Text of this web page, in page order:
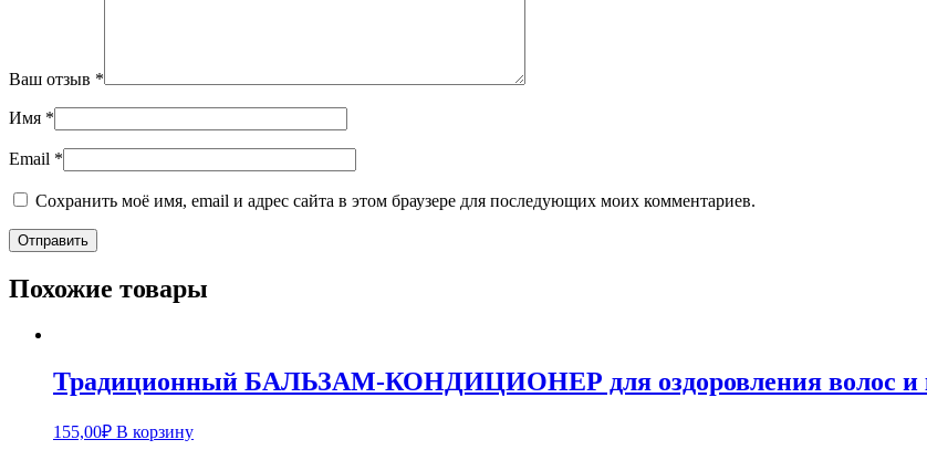
Ваш отзыв *
Имя *
Email *
Сохранить моё имя, email и адрес сайта в этом браузере для последующих моих комментариев.
Похожие товары
Традиционный БАЛЬЗАМ-КОНДИЦИОНЕР для оздоровления волос и
155,00₽ В корзину